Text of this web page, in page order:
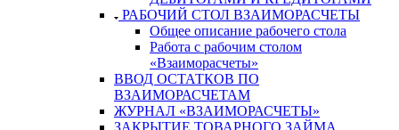
РАБОЧИЙ СТОЛ ВЗАИМОРАСЧЕТЫ
Общее описание рабочего стола
Работа с рабочим столом
«Взаиморасчеты»
ВВОД ОСТАТКОВ ПО
ВЗАИМОРАСЧЕТАМ
ЖУРНАЛ «ВЗАИМОРАСЧЕТЫ»